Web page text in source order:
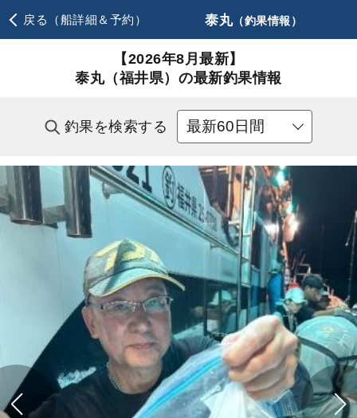
戻る（船詳細＆予約） 泰丸（釣果情報）
【2026年8月最新】
泰丸（福井県）の最新釣果情報
釣果を検索する